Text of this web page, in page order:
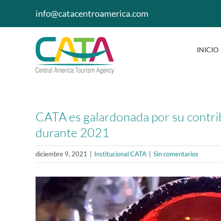
info@catacentroamerica.com
INICIO
CATA es galardonada por su
durante 2021
diciembre 9, 2021 Institucional CATA Sin comentarios
Ver
imagen
más